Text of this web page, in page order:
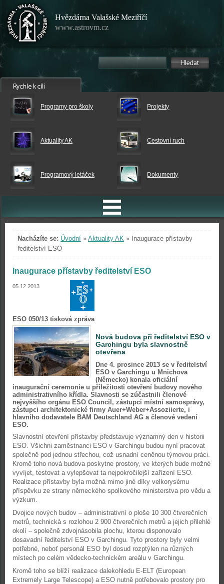
Hvězdárna Valašské Meziříčí
www.astrovm.cz
Programy pro školy Projekty
Aktuality AK Cestovní ruch
Programový letáček Dokumenty
Nacházíte se: Úvodní » Aktuality AK » Inaugurace přístavby
ředitelství ESO
Inaugurace přístavby ředitelství ESO
05.12.2013
ESO 050/13 tisková zpráva
Nová budova při ředitelství ESO v
Garchingu byla slavnostně
otevřena
Dne 4. prosince 2013 se v ředitelství
ESO v Garchingu u Mnichova
(Německo) konala oficiální
inaugurační ceremonie u příležitosti otevření budovy nového
administrativního křídla. Slavnosti se zúčastnili členové
nejvyššího orgánu ESO Council, zástupci místní samosprávy,
zástupci architektonické firmy Auer+Weber+Assoziierte, i
hlavního dodavatele BAM Deutschland AG a členové vedení
ESO.
Slavnostní otevření přístavby představuje významný den v historii
ESO. Všichni zaměstnanci ESO v Garchingu budou nyní pracovat
společně pod jednou střechou, což usnadní ceněnou týmovou práci.
Kromě toho nová budova poskytne prostory, ve kterých bude možné
vyvíjet, testovat a vylepšovat ta nejpokročilejší zařízení ESO.
Realizace přístavby byla možná mimo jiné díky velkorysému
příspěvku ze strany německého spolkového ministerstva pro vědu a
výzkum.
Dvojice nových budov – administrativní o ploše 10 300 čtverečních
metrů, technická s rozlohou 2 900 čtverečních metrů a jejich přilehlé
okolí – společně zdvojnásobila plochu, kterou disponovalo
dosavadní ředitelství ESO v Garchingu. Tyto prostory byly velmi
potřebné, neboť personál ESO byl dosud rozptýlen na různých
místech po celém vědecko-technickém areálu v Garchingu.
Kromě toho se blíží realizace dalekohledu E-ELT (European
Extremely Large Telescope) a ESO nutně potřebovalo prostory pro